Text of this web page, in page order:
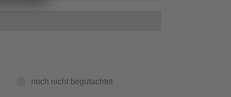
noch nicht begutachtet